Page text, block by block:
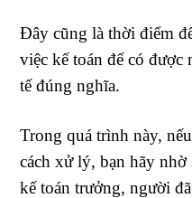
Đây cũng là thời điểm
việc kế toán để có
tế đúng nghĩa.
Trong quá trình này,
cách xử lý, bạn hãy nhờ
kế toán trưởng, người